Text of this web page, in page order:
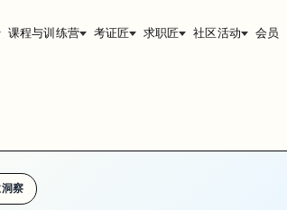
课程与训练营 考证匠 求职匠 社区活动 会员
察